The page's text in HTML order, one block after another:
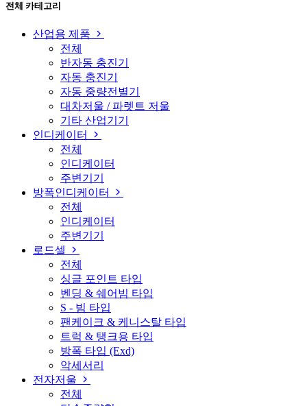
전체 카테고리
산업용 제품
전체
반자동 충진기
자동 충진기
자동 중량전별기
대차저울 / 파렛트 저울
기타 산업기기
인디케이터
전체
인디케이터
주변기기
방폭인디케이터
전체
인디케이터
주변기기
로드셀
전체
싱글 포인트 타입
벤딩 & 쉐어빔 타입
S - 빔 타입
팬케이크 & 케니스탈 타입
트럭 & 탱크용 타입
방폭 타입 (Exd)
악세서리
전자저울
전체